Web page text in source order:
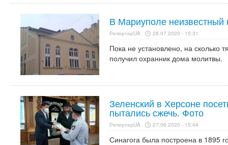
В Мариуполе неизвестный
РепортерUA 28.07.2020 - 15:31
Пока не установлено, на сколько
получил охранник дома молитвы.
Зеленский в Херсоне
пытались сжечь. Фото
РепортерUA 27.06.2020 - 15:44
Синагога была построена в 1895